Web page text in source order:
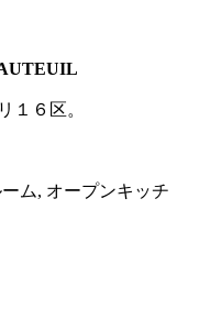
１６区。
ム, オープンキッチ